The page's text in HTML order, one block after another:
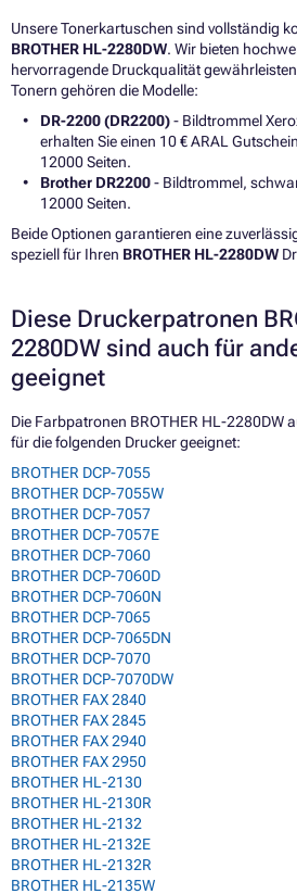
Unsere Tonerkartuschen sind vollständig
BROTHER HL-2280DW. Wir bieten
hervorragende Druckqualität
Tonern gehören die Modelle:
DR-2200 (DR2200)- Bildtrommel
erhalten Sie einen 10 € ARAL
12000 Seiten.
Brother DR2200- Bildtrommel,
12000 Seiten.
Beide Optionen garantieren eine
speziell für Ihren BROTHER HL-2280DW
Diese Druckerpatronen
2280DW sind auch für
geeignet
Die Farbpatronen BROTHER HL-2280DW
für die folgenden Drucker geeignet:
BROTHER DCP-7055
BROTHER DCP-7055W
BROTHER DCP-7057
BROTHER DCP-7057E
BROTHER DCP-7060
BROTHER DCP-7060D
BROTHER DCP-7060N
BROTHER DCP-7065
BROTHER DCP-7065DN
BROTHER DCP-7070
BROTHER DCP-7070DW
BROTHER FAX 2840
BROTHER FAX 2845
BROTHER FAX 2940
BROTHER FAX 2950
BROTHER HL-2130
BROTHER HL-2130R
BROTHER HL-2132
BROTHER HL-2132E
BROTHER HL-2132R
BROTHER HL-2135W